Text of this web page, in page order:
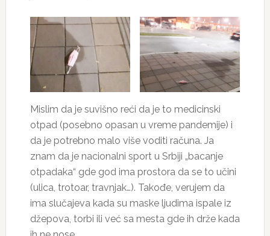
Mislim da je suvišno reći da je to medicinski
otpad (posebno opasan u vreme pandemije) i
da je potrebno malo više voditi računa. Ja
znam da je nacionalni sport u Srbiji „bacanje
otpadaka“ gde god ima prostora da se to učini
(ulica, trotoar, travnjak…). Takođe, verujem da
ima slučajeva kada su maske ljudima ispale iz
džepova, torbi ili već sa mesta gde ih drže kada